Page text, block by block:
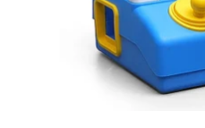
Calefactores
Acolchados y Frazadas
Accesorios para el hogar
Muebles Infantiles